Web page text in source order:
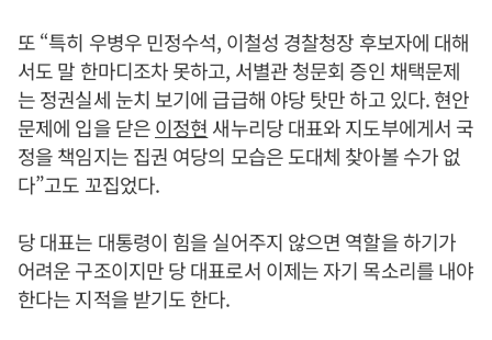
또 “특히 우병우 민정수석, 이철성 경찰청장 후보자에 대해
서도 말 한마디조차 못하고, 서별관 청문회 증인 채택문제
는 정권실세 눈치 보기에 급급해 야당 탓만 하고 있다. 현안
문제에 입을 닫은이정현 새누리당 대표와 지도부에게서 국
정을 책임지는 집권 여당의 모습은 도대체 찾아볼 수가 없
다”고도 꼬집었다.
당 대표는 대통령이 힘을 실어주지 않으면 역할을 하기가
어려운 구조이지만 당 대표로서 이제는 자기 목소리를 내야
한다는 지적을 받기도 한다.